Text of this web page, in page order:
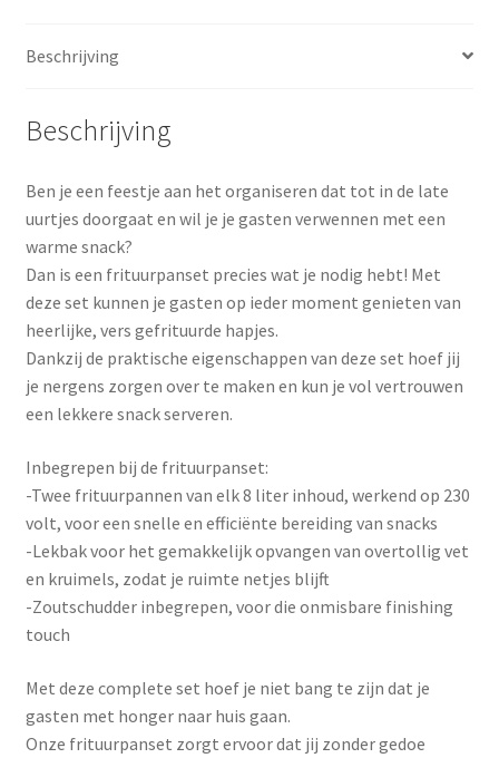
Beschrijving
Beschrijving
Ben je een feestje aan het organiseren dat tot in de late
uurtjes doorgaat en wil je je gasten verwennen met een
warme snack?
Dan is een frituurpanset precies wat je nodig hebt! Met
deze set kunnen je gasten op ieder moment genieten van
heerlijke, vers gefrituurde hapjes.
Dankzij de praktische eigenschappen van deze set hoef jij
je nergens zorgen over te maken en kun je vol vertrouwen
een lekkere snack serveren.
Inbegrepen bij de frituurpanset:
-Twee frituurpannen van elk 8 liter inhoud, werkend op 230
volt, voor een snelle en efficiënte bereiding van snacks
-Lekbak voor het gemakkelijk opvangen van overtollig vet
en kruimels, zodat je ruimte netjes blijft
-Zoutschudder inbegrepen, voor die onmisbare finishing
touch
Met deze complete set hoef je niet bang te zijn dat je
gasten met honger naar huis gaan.
Onze frituurpanset zorgt ervoor dat jij zonder gedoe